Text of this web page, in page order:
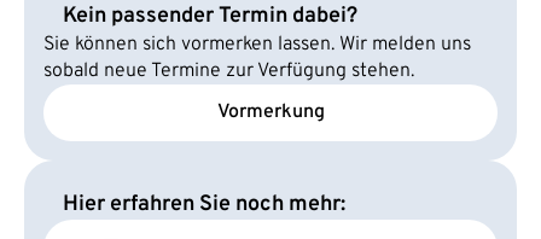
Kein passender Termin dabei?
Sie können sich vormerken lassen. Wir melden uns
sobald neue Termine zur Verfügung stehen.
Vormerkung
Hier erfahren Sie noch mehr: